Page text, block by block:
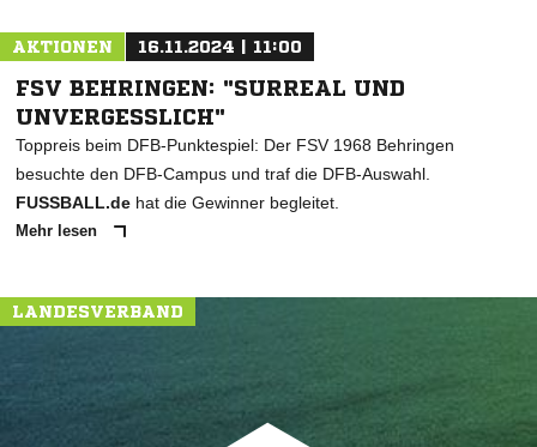
AKTIONEN 16.11.2024 | 11:00
FSV BEHRINGEN: "SURREAL UND
UNVERGESSLICH"
Toppreis beim DFB-Punktespiel: Der FSV 1968 Behringen
besuchte den DFB-Campus und traf die DFB-Auswahl.
FUSSBALL.de hat die Gewinner begleitet.
Mehr lesen
LANDESVERBAND